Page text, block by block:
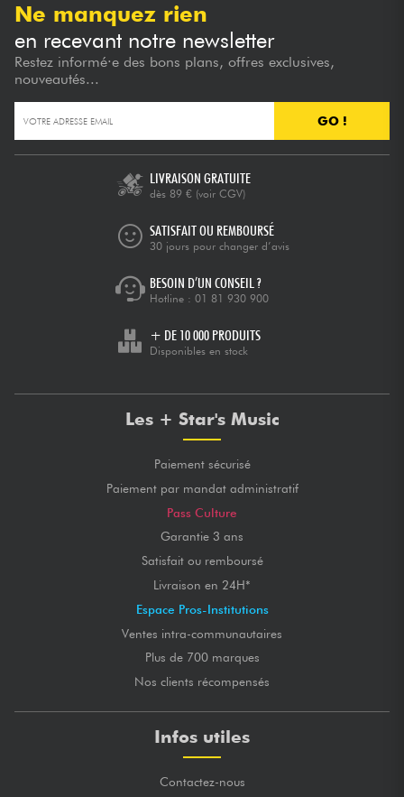
Ne manquez rien
en recevant notre newsletter
Restez informé·e des bons plans, offres exclusives,
nouveautés...
GO !
LIVRAISON GRATUITE
dès 89 € (voir CGV)
SATISFAIT OU REMBOURSÉ
30 jours pour changer d’avis
BESOIN D’UN CONSEIL ?
Hotline : 01 81 930 900
+ DE 10 000 PRODUITS
Disponibles en stock
Les + Star's Music
Paiement sécurisé
Paiement par mandat administratif
Pass Culture
Garantie 3 ans
Satisfait ou remboursé
Livraison en 24H*
Espace Pros-Institutions
Ventes intra-communautaires
Plus de 700 marques
Nos clients récompensés
Infos utiles
Contactez-nous